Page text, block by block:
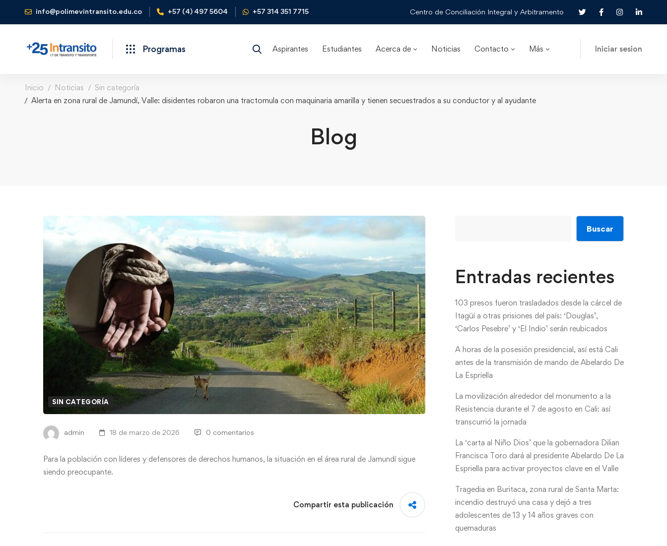
info@polimevintransito.edu.co +57 (4) 497 5604 +57 314 351 7715 Centro de Conciliación Integral y Arbitramento
Programas Aspirantes Estudiantes Acerca de Noticias Contacto Más Iniciar sesion
Inicio Noticias
Sin categoría
Alerta en zona rural de Jamundí, Valle: disidentes robaron una tractomula con maquinaria amarilla y tienen secuestrados a su conductor y al ayudante
Blog
SIN CATEGORÍA
admin 18 de marzo de 2026 0 comentarios
Para la población con líderes y defensores de derechos humanos, la situación en el área rural de Jamundí sigue
siendo preocupante.
Compartir esta publicación
Buscar
Entradas recientes
103 presos fueron trasladados desde la cárcel de
Itagüí a otras prisiones del país: ‘Douglas’,
‘Carlos Pesebre’ y ‘El Indio’ serán reubicados
A horas de la posesión presidencial, así está Cali
antes de la transmisión de mando de Abelardo De
La Espriella
La movilización alrededor del monumento a la
Resistencia durante el 7 de agosto en Cali: así
transcurrió la jornada
La ‘carta al Niño Dios’ que la gobernadora Dilian
Francisca Toro dará al presidente Abelardo De La
Espriella para activar proyectos clave en el Valle
Tragedia en Buritaca, zona rural de Santa Marta:
incendio destruyó una casa y dejó a tres
adolescentes de 13 y 14 años graves con
quemaduras